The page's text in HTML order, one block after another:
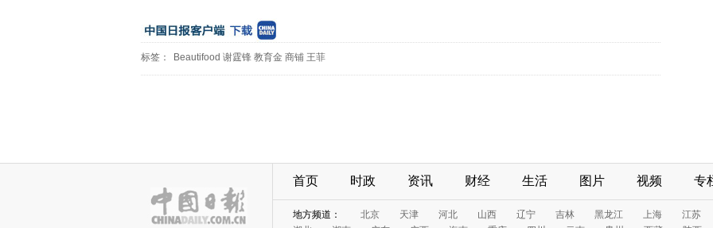
标签： Beautifood 谢霆锋 教育金 商铺 王菲
首页 时政 资讯 财经 生活 图片 视频 专
地方频道： 北京 天津 河北 山西 辽宁 吉林 黑龙江 上海
江苏